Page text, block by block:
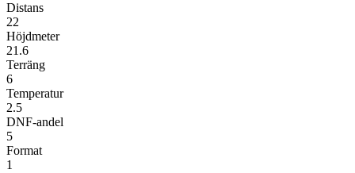
Distans
22
Höjdmeter
21.6
Terräng
6
Temperatur
2.5
DNF-andel
5
Format
1